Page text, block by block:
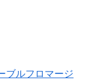
ブルフロマージ